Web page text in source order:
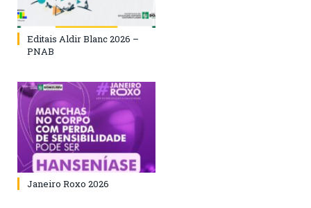
Editais Aldir Blanc 2026 –
PNAB
Janeiro Roxo 2026